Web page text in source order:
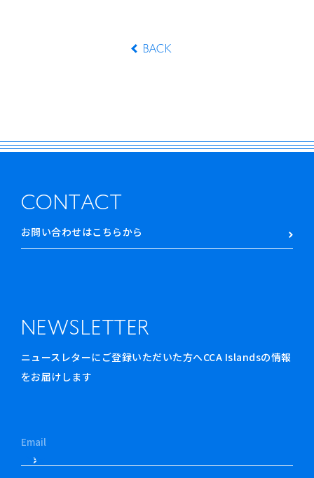
BACK
CONTACT
お問い合わせはこちらから
NEWSLETTER
ニュースレターにご登録いただいた方へCCA Islandsの情報
をお届けします